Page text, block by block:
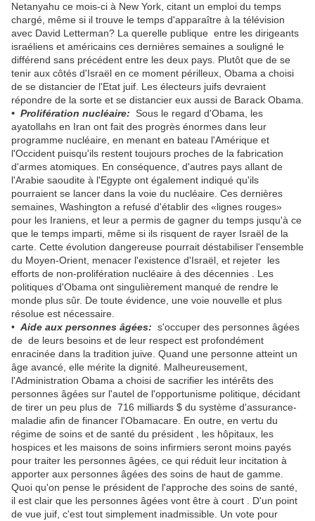
Netanyahu ce mois-ci à New York, citant un emploi du temps
chargé, même si il trouve le temps d'apparaître à la télévision
avec David Letterman? La querelle publique entre les dirigeants
israéliens et américains ces dernières semaines a souligné le
différend sans précédent entre les deux pays. Plutôt que de se
tenir aux côtés d'Israël en ce moment périlleux, Obama a choisi
de se distancier de l'Etat juif. Les électeurs juifs devraient
répondre de la sorte et se distancier eux aussi de Barack Obama.
• Prolifération nucléaire: Sous le regard d'Obama, les
ayatollahs en Iran ont fait des progrès énormes dans leur
programme nucléaire, en menant en bateau l'Amérique et
l'Occident puisqu'ils restent toujours proches de la fabrication
d'armes atomiques. En conséquence, d'autres pays allant de
l'Arabie saoudite à l'Egypte ont également indiqué qu'ils
pourraient se lancer dans la voie du nucléaire. Ces dernières
semaines, Washington a refusé d'établir des «lignes rouges»
pour les Iraniens, et leur a permis de gagner du temps jusqu'à ce
que le temps imparti, même si ils risquent de rayer Israël de la
carte. Cette évolution dangereuse pourrait déstabiliser l'ensemble
du Moyen-Orient, menacer l'existence d'Israël, et rejeter les
efforts de non-prolifération nucléaire à des décennies . Les
politiques d'Obama ont singulièrement manqué de rendre le
monde plus sûr. De toute évidence, une voie nouvelle et plus
résolue est nécessaire.
• Aide aux personnes âgées: s'occuper des personnes âgées
de de leurs besoins et de leur respect est profondément
enracinée dans la tradition juive. Quand une personne atteint un
âge avancé, elle mérite la dignité. Malheureusement,
l'Administration Obama a choisi de sacrifier les intérêts des
personnes âgées sur l'autel de l'opportunisme politique, décidant
de tirer un peu plus de 716 milliards $ du système d'assurance-
maladie afin de financer l'Obamacare. En outre, en vertu du
régime de soins et de santé du président , les hôpitaux, les
hospices et les maisons de soins infirmiers seront moins payés
pour traiter les personnes âgées, ce qui réduit leur incitation à
apporter aux personnes âgées des soins de haut de gamme.
Quoi qu'on pense le président de l'approche des soins de santé,
il est clair que les personnes âgées vont être à court . D'un point
de vue juif, c'est tout simplement inadmissible. Un vote pour